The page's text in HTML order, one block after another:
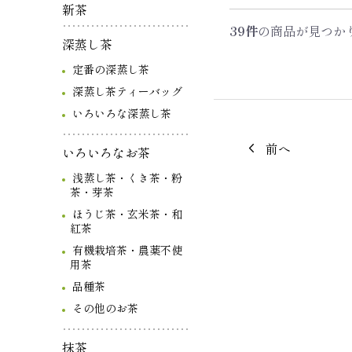
39件の商品が見つか
前へ
新茶
深蒸し茶
定番の深蒸し茶
深蒸し茶ティーバッグ
いろいろな深蒸し茶
いろいろなお茶
浅蒸し茶・くき茶・粉
茶・芽茶
ほうじ茶・玄米茶・和
紅茶
有機栽培茶・農薬不使
用茶
品種茶
その他のお茶
抹茶